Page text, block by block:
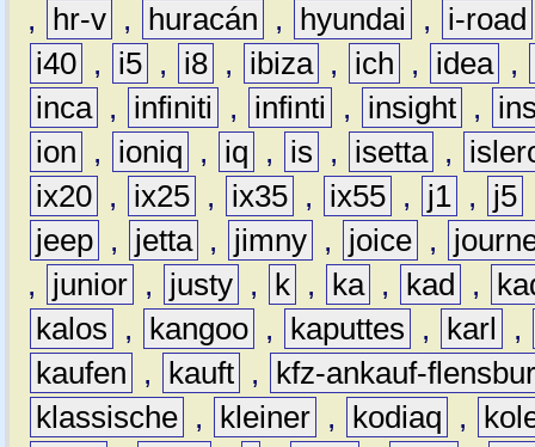
,
hr-v , huracán , hyundai ,
i-road
i40 , i5 , i8 , ibiza , ich , idea ,
inca , infiniti , infinti , insight ,
ion
, ioniq , iq , is , isetta ,
ix20 , ix25 , ix35 , ix55 , j1 , j5
jeep , jetta , jimny , joice ,
,
junior , justy , k , ka , kad ,
kalos
, kangoo , kaputtes , karl
,
kaufen
, kauft ,
kfz-ankauf-
klassische , kleiner , kodiaq ,